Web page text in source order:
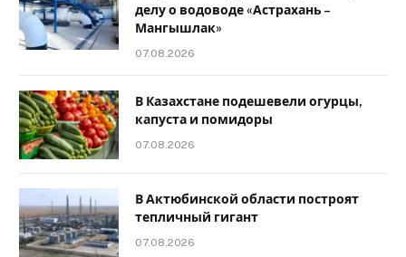
делу о водоводе «Астрахань –
Мангышлак»
07.08.2026
В Казахстане подешевели огурцы,
капуста и помидоры
07.08.2026
В Актюбинской области построят
тепличный гигант
07.08.2026